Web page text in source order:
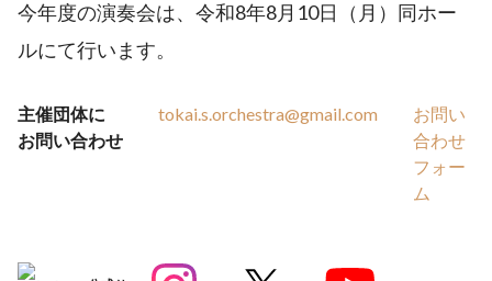
今年度の演奏会は、令和8年8月10日（月）同ホー
ルにて行います。
主催団体に
お問い合わせ
tokai.s.orchestra@gmail.com
お問い
合わせ
フォー
ム